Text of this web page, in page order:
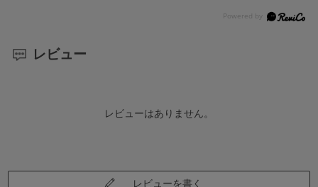
レビュー
レビューはありません。
レビューを書く